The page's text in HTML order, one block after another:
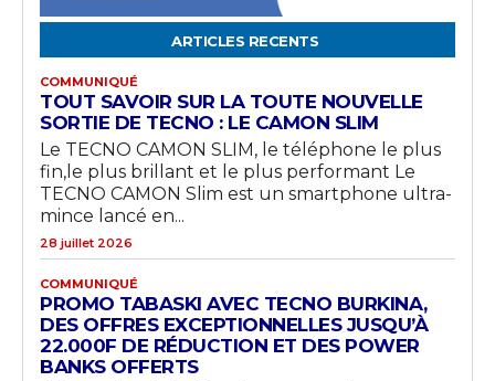
ARTICLES RECENTS
COMMUNIQUÉ
TOUT SAVOIR SUR LA TOUTE NOUVELLE
SORTIE DE TECNO : LE CAMON SLIM
Le TECNO CAMON SLIM, le téléphone le plus
fin,le plus brillant et le plus performant Le
TECNO CAMON Slim est un smartphone ultra-
mince lancé en...
28 juillet 2026
COMMUNIQUÉ
PROMO TABASKI AVEC TECNO BURKINA,
DES OFFRES EXCEPTIONNELLES JUSQU’À
22.000F DE RÉDUCTION ET DES POWER
BANKS OFFERTS